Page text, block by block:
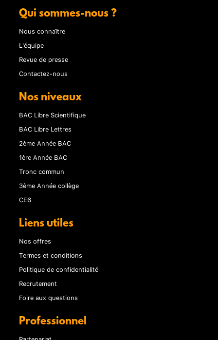
Qui sommes-nous ?
Nous connaître
L'équipe
Revue de presse
Contactez-nous
Nos niveaux
BAC Libre Scientifique
BAC Libre Lettres
2ème Année BAC
1ère Année BAC
Tronc commun
3ème Année collège
CE6
Liens utiles
Nos offres
Termes et conditions
Politique de confidentialité
Recrutement
Foire aux questions
Professionnel